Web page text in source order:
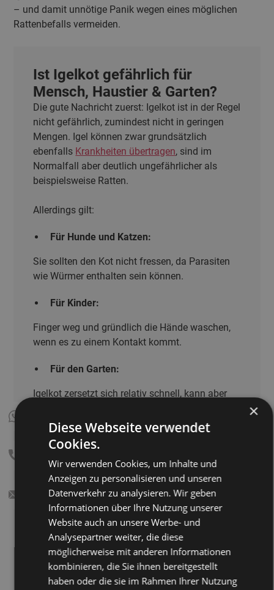
– und damit unnötige Panik wegen eines möglichen
Rattenbefalls vermeiden.
Ist Igelkot gefährlich für
Mensch, Haustier & Garten?
Die gute Nachricht zuerst: Igelkot ist in der Regel
nicht gefährlich, zumindest nicht in geringen
Mengen. Igel können zwar grundsätzlich
ebenfalls Krankheiten übertragen, sind im
Normalfall aber deutlich ungefährlicher als
beispielsweise Ratten.
Allerdings gilt:
Für Hunde und Katzen:
Sie sollten den Kot nicht fressen, da Parasiten
wie Würmer enthalten sein können.
Für Kinder:
Finger weg und gründlich die Hände waschen,
wenn es zu einem Kontakt kommt.
Für den Garten:
Igelkot zersetzt sich relativ schnell, kann aber
werden.
Wer regelmäßig Igelkot auf der Terrasse oder in
der Nähe von Spielflächen findet, sollte die
Stellen mit Wasser und etwas Essig reinigen –
das neutralisiert den Geruch und vertreibt
eventuelle Wiederholungstäter.
Wichtig:Auch wenn Igelkot kein Hochrisiko
darstellt – Hygiene sollte ernst genommen
werden, besonders bei Familien mit kleinen
Kindern oder bei immungeschwächten
×
Diese Webseite verwendet
Cookies.
Wir verwenden Cookies, um Inhalte und
Anzeigen zu personalisieren und unseren
Datenverkehr zu analysieren. Wir geben
Informationen über Ihre Nutzung unserer
Website auch an unsere Werbe- und
Analysepartner weiter, die diese
möglicherweise mit anderen Informationen
kombinieren, die Sie ihnen bereitgestellt
haben oder die sie im Rahmen Ihrer Nutzung